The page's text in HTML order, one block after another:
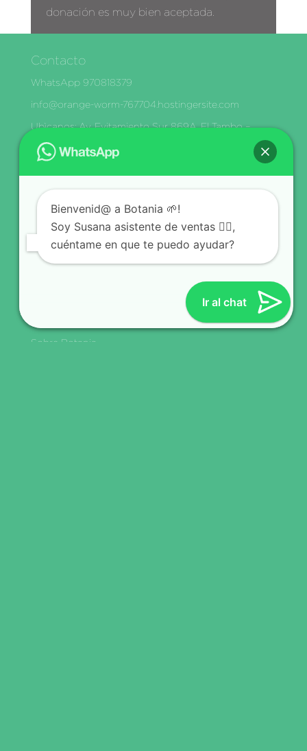
donación es muy bien aceptada.
Contacto
WhatsApp 970818379
info@orange-worm-767704.hostingersite.com
Ubìcanos: Av. Evitamiento Sur 869A, El Tambo –
Huancayo
Pasiflora (Lima)
Consumo Cuidado (Lima)
Santé (Lima)
Sobre Botania
Bienvenid@ a Botania 🌱!
Soy Susana asistente de ventas 🙋‍♀️,
cuéntame en que te puedo ayudar?
Ir al chat